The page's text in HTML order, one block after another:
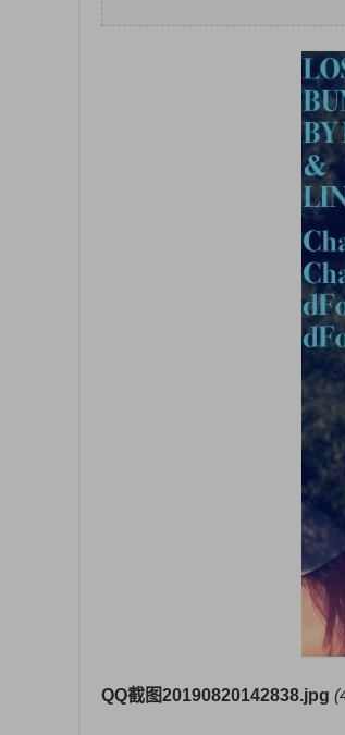
QQ截图20190820142838.jpg